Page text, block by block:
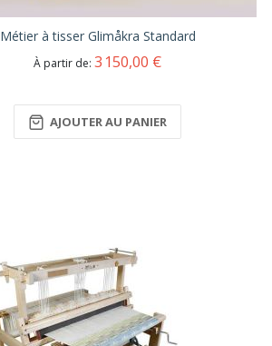
Métier à tisser Glimåkra Standard
À partir de 3 150,00 €
AJOUTER AU PANIER